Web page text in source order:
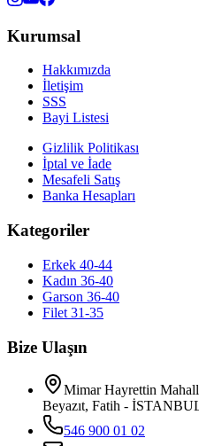
Kurumsal
Hakkımızda
İletişim
SSS
Bayi Listesi
Gizlilik Politikası
İptal ve İade
Mesafeli Satış
Banka Hesapları
Kategoriler
Erkek 40-44
Kadın 36-40
Garson 36-40
Filet 31-35
Bize Ulaşın
Mimar Hayrettin
Beyazıt, Fatih -
546 900 01 02